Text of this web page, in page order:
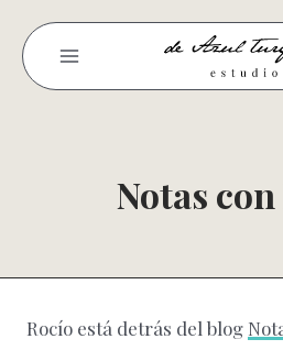
contenido
Notas
Rocío está detrás del blog